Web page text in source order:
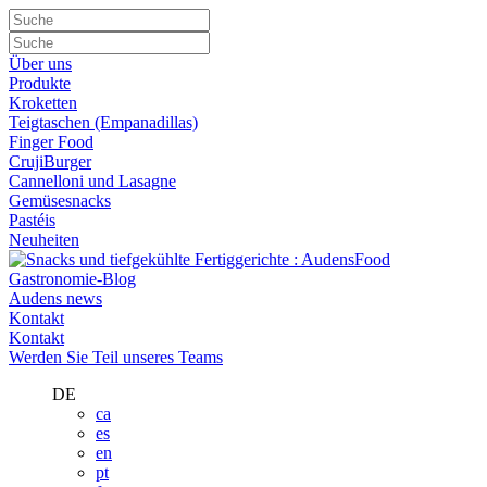
Über uns
Produkte
Kroketten
Teigtaschen (Empanadillas)
Finger Food
CrujiBurger
Cannelloni und Lasagne
Gemüsesnacks
Pastéis
Neuheiten
Gastronomie-Blog
Audens news
Kontakt
Kontakt
Werden Sie Teil unseres Teams
DE
ca
es
en
pt